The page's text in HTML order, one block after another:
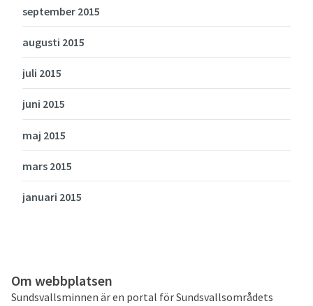
september 2015
augusti 2015
juli 2015
juni 2015
maj 2015
mars 2015
januari 2015
Om webbplatsen
Sundsvallsminnen är en portal för Sundsvallsområdets